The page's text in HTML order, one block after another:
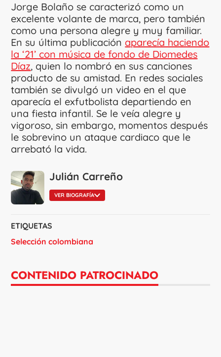
Jorge Bolaño se caracterizó como un
excelente volante de marca, pero también
como una persona alegre y muy familiar.
En su última publicación aparecía haciendo
la ‘21’ con música de fondo de Diomedes
Díaz, quien lo nombró en sus canciones
producto de su amistad. En redes sociales
también se divulgó un video en el que
aparecía el exfutbolista departiendo en
una fiesta infantil. Se le veía alegre y
vigoroso, sin embargo, momentos después
le sobrevino un ataque cardiaco que le
arrebató la vida.
Julián Carreño
VER BIOGRAFÍA
ETIQUETAS
Selección colombiana
CONTENIDO PATROCINADO